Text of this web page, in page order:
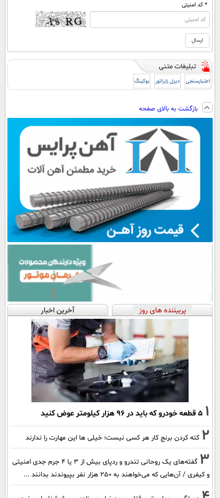
* کد امنیتی
اعتبارسنجی دیزل ژنراتور بوکینگ
بازگشت به بالای صفحه
پربیننده های روز آخرین اخبار
1 ۵ قطعه خودرو که باید در ۹۶ هزار کیلومتر عوض کنید
2 کته کردن برنج کار هر کسی نیست؛ خیلی ها این مهارت را ندارند
3
گفته‌های یک روحانی تندرو و ردپای بیش از ۳ یا ۴ جرم جدی امنیتی
و کیفری / آن‌هایی که می‌خواهند به ۲۵۰ هزار نفر بپیوندند بدانند ...